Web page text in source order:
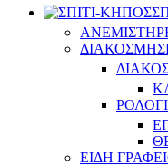
ΕΙΔΗ